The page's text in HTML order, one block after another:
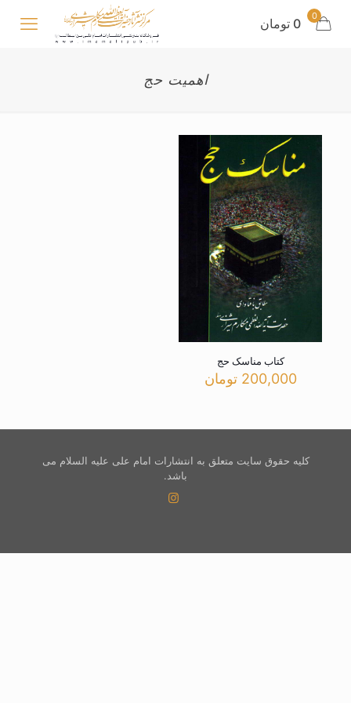
0 0 تومان
اهمیت حج
کتاب مناسک حج
200,000 تومان
کلیه حقوق سایت متعلق به انتشارات امام علی علیه السلام می
باشد.